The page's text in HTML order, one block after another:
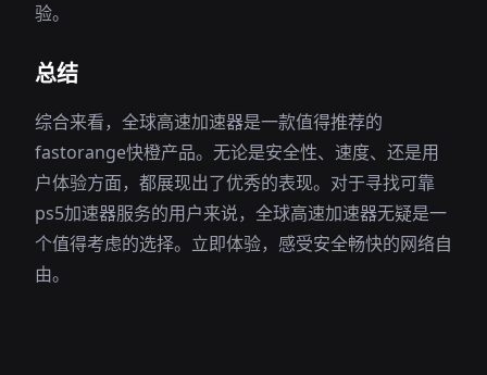
验。
总结
综合来看，全球高速加速器是一款值得推荐的
fastorange快橙产品。无论是安全性、速度、还是用
户体验方面，都展现出了优秀的表现。对于寻找可靠
ps5加速器服务的用户来说，全球高速加速器无疑是一
个值得考虑的选择。立即体验，感受安全畅快的网络自
由。